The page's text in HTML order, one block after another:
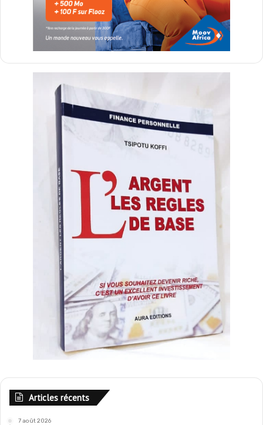
Articles récents
7 août 2026